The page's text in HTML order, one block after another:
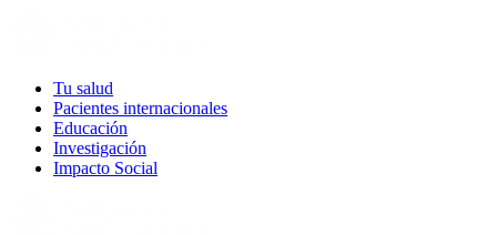
Tu salud
Pacientes internacionales
Educación
Investigación
Impacto Social